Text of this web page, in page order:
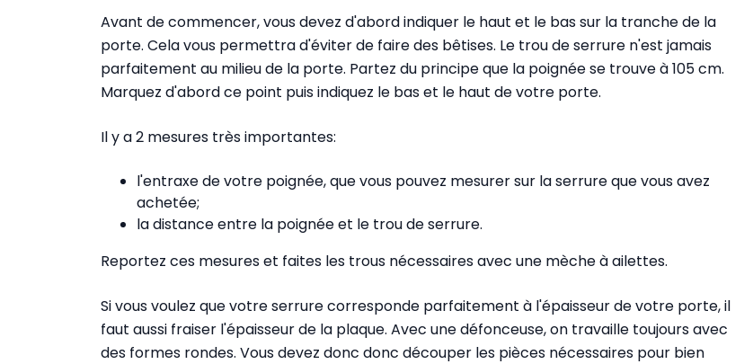
Avant de commencer, vous devez d'abord indiquer le haut et le bas sur la tranche de la
porte. Cela vous permettra d'éviter de faire des bêtises. Le trou de serrure n'est jamais
parfaitement au milieu de la porte. Partez du principe que la poignée se trouve à 105 cm.
Marquez d'abord ce point puis indiquez le bas et le haut de votre porte.
Il y a 2 mesures très importantes:
l'entraxe de votre poignée, que vous pouvez mesurer sur la serrure que vous avez
achetée;
la distance entre la poignée et le trou de serrure.
Reportez ces mesures et faites les trous nécessaires avec une mèche à ailettes.
Si vous voulez que votre serrure corresponde parfaitement à l'épaisseur de votre porte, il
faut aussi fraiser l'épaisseur de la plaque. Avec une défonceuse, on travaille toujours avec
des formes rondes. Vous devez donc donc découper les pièces nécessaires pour bien